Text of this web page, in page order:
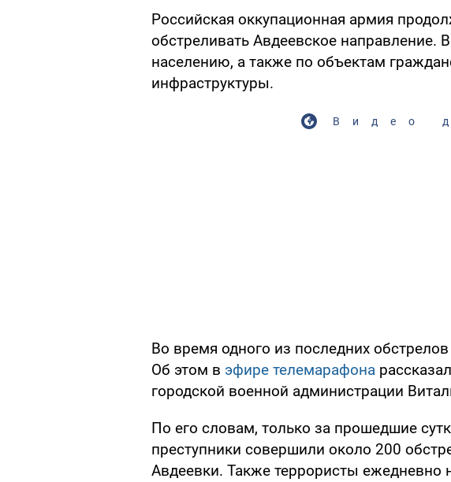
Российская оккупационная армия
обстреливать Авдеевское направление.
населению, а также по объектам
инфраструктуры.
Видео
Во время одного из последних
Об этом в эфире телемарафона
городской военной администрации
По его словам, только за прошедшие
преступники совершили около 200
Авдеевки. Также террористы ежедневно